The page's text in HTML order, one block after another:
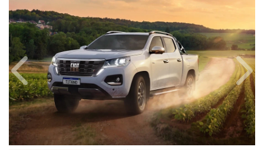
Anterior